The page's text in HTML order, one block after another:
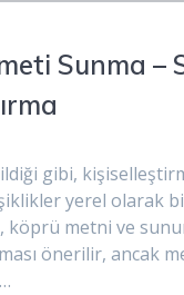
Sunma –
gibi,
yerel olarak bir
köprü metni ve
önerilir, ancak